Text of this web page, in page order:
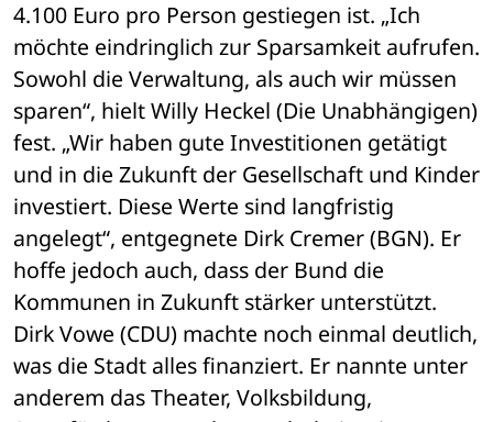
4.100 Euro pro Person gestiegen ist. „Ich
möchte eindringlich zur Sparsamkeit aufrufen.
Sowohl die Verwaltung, als auch wir müssen
sparen“, hielt Willy Heckel (Die Unabhängigen)
fest. „Wir haben gute Investitionen getätigt
und in die Zukunft der Gesellschaft und Kinder
investiert. Diese Werte sind langfristig
angelegt“, entgegnete Dirk Cremer (BGN). Er
hoffe jedoch auch, dass der Bund die
Kommunen in Zukunft stärker unterstützt.
Dirk Vowe (CDU) machte noch einmal deutlich,
was die Stadt alles finanziert. Er nannte unter
anderem das Theater, Volksbildung,